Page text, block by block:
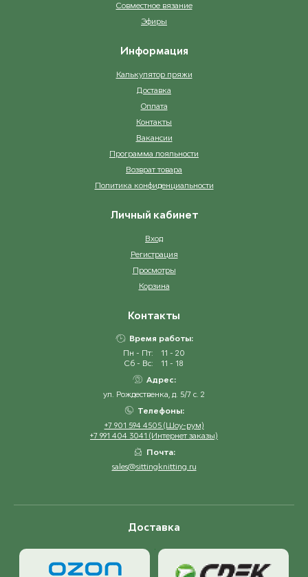
Совместное вязание
Эфиры
Информация
Калькулятор пряжи
Доставка
Оплата
Контакты
Вакансии
Программа лояльности
Возврат товара
Политика конфиденциальности
Личный кабинет
Вход
Регистрация
Просмотры
Корзина
Контакты
Время работы:
Пн - Пт:
11 - 20
Сб - Вс:
11 - 18
Адрес:
ул. Рождественка, д. 5/7 с. 2
Телефоны:
+7 901 594 4505 (Шоу-рум)
+7 991 404 3041 (Интернет заказы)
Почта:
sales@sittingknitting.ru
Доставка